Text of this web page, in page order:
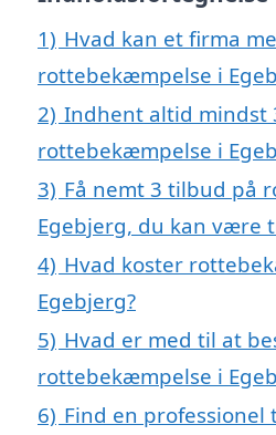
1) Hvad kan et firma
rottebekæmpelse i
2) Indhent altid mindst
rottebekæmpelse i
3) Få nemt 3 tilbud på
Egebjerg, du kan være
4) Hvad koster
Egebjerg?
5) Hvad er med til at
rottebekæmpelse i
6) Find en professionel